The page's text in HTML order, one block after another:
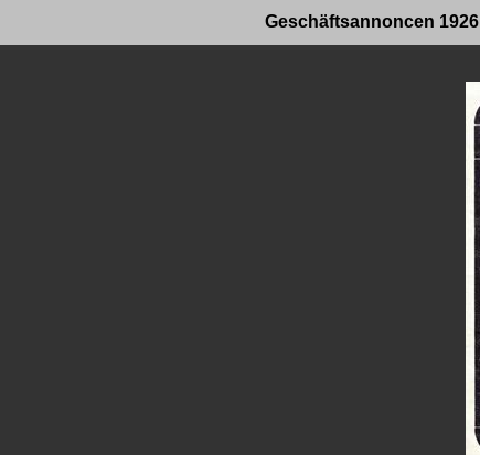
Geschäftsannoncen 1926